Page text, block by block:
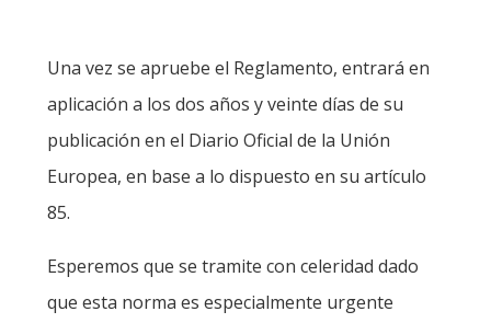
Una vez se apruebe el Reglamento, entrará en
aplicación a los dos años y veinte días de su
publicación en el Diario Oficial de la Unión
Europea, en base a lo dispuesto en su artículo
85.
Esperemos que se tramite con celeridad dado
que esta norma es especialmente urgente